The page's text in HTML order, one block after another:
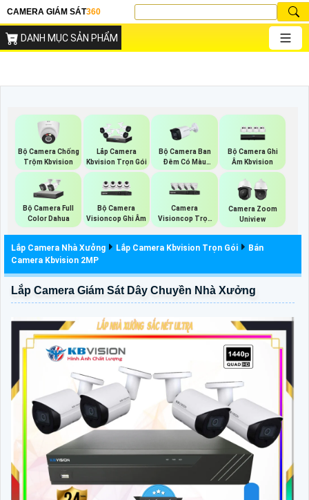
CAMERA GIÁM SÁT360
DANH MỤC SẢN PHẨM
Bộ Camera Chống
Trộm Kbvision
Lắp Camera
Kbvision Trọn Gói
Bộ Camera Ban
Đêm Có Màu
Kbvision
Bộ Camera Ghi
Âm Kbvision
Bộ Camera Full
Color Dahua
Bộ Camera
Visioncop Ghi Âm
Camera
Visioncop Trọn
Bộ
Camera Zoom
Uniview
Lắp Camera Nhà Xưởng Lắp Camera Kbvision Trọn Gói
Bán
Camera Kbvision 2MP
Lắp Camera Giám Sát Dây Chuyền Nhà Xưởng